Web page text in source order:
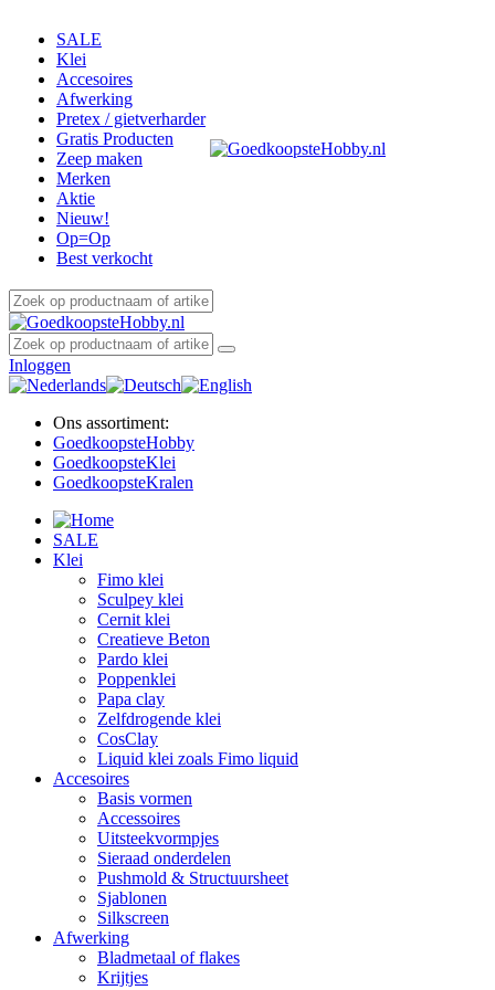
SALE
Klei
Accesoires
Afwerking
Pretex / gietverharder
Gratis Producten
Zeep maken
Merken
Aktie
Nieuw!
Op=Op
Best verkocht
Inloggen
Ons assortiment:
GoedkoopsteHobby
GoedkoopsteKlei
GoedkoopsteKralen
SALE
Klei
Fimo klei
Sculpey klei
Cernit klei
Creatieve Beton
Pardo klei
Poppenklei
Papa clay
Zelfdrogende klei
CosClay
Liquid klei zoals Fimo liquid
Accesoires
Basis vormen
Accessoires
Uitsteekvormpjes
Sieraad onderdelen
Pushmold & Structuursheet
Sjablonen
Silkscreen
Afwerking
Bladmetaal of flakes
Krijtjes